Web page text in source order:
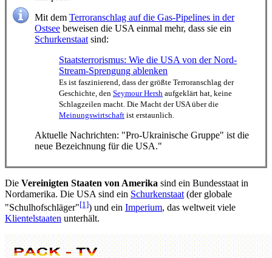
Mit dem Terroranschlag auf die Gas-Pipelines in der
Ostsee beweisen die USA einmal mehr, dass sie ein
Schurkenstaat sind:
Staatsterrorismus: Wie die USA von der Nord-
Stream-Sprengung ablenken
Es ist faszinierend, dass der größte Terroranschlag der
Geschichte, den Seymour Hersh aufgeklärt hat, keine
Schlagzeilen macht. Die Macht der USA über die
Meinungswirtschaft ist erstaunlich.
Aktuelle Nachrichten: "Pro-Ukrainische Gruppe" ist die
neue Bezeichnung für die USA."
Die Vereinigten Staaten von Amerika sind ein Bundesstaat in
Nordamerika. Die USA sind ein Schurkenstaat (der globale
"Schulhof­schläger"[1]) und ein Imperium, das weltweit viele
Klientel­staaten unterhält.